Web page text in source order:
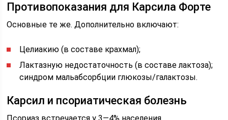
Противопоказания для Карсила Форте
Основные те же. Дополнительно включают:
Целиакию (в составе крахмал);
Лактазную недостаточность (в составе лактоза);
синдром мальабсорбции глюкозы/галактозы.
Карсил и псориатическая болезнь